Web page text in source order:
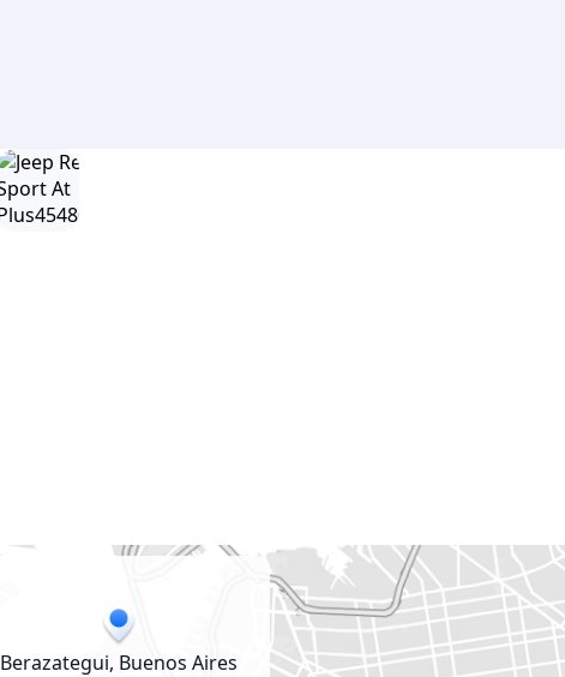
Berazategui, Buenos Aires